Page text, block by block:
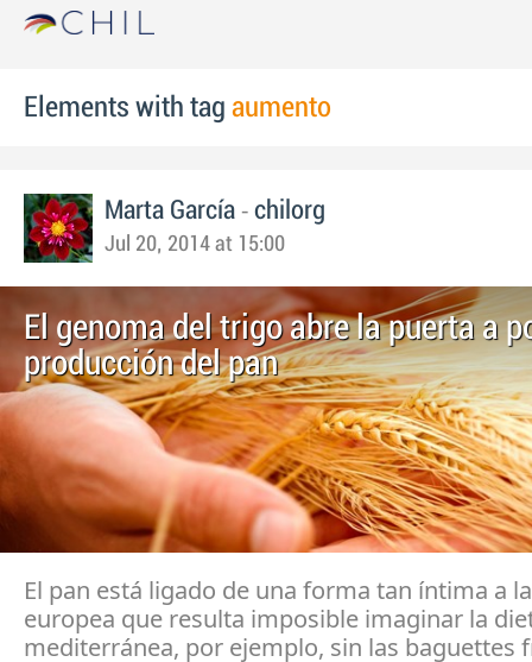
Elements with tag aumento
Marta García - chilorg
Jul 20, 2014 at 15:00
El genoma del trigo abre la puerta a
producción del pan
El pan está ligado de una forma tan íntima a
europea que resulta imposible imaginar la
mediterránea, por ejemplo, sin las baguettes